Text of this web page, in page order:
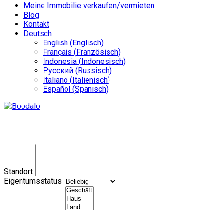
Meine Immobilie verkaufen/vermieten
Blog
Kontakt
Deutsch
English (Englisch)
Français (Französisch)
Indonesia (Indonesisch)
Русский (Russisch)
Italiano (Italienisch)
Español (Spanisch)
Standort
Eigentumsstatus